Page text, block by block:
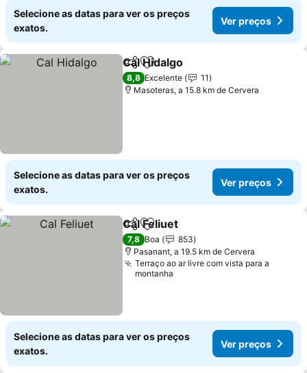
Selecione as datas para ver os preços
exatos.
Ver preços
PartilharAdicionar aos favoritos
Cal Hidalgo
8,8 Excelente
11
Masoteras, a 15.8 km de Cervera
Selecione as datas para ver os preços
exatos.
Ver preços
PartilharAdicionar aos favoritos
Cal Feliuet
7,8 Boa
853
Pasanant, a 19.5 km de Cervera
Terraço ao ar livre com vista para a
montanha
Selecione as datas para ver os preços
exatos.
Ver preços